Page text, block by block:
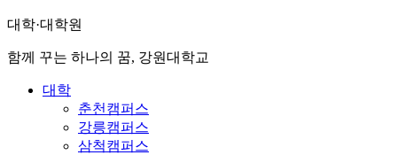
대학·대학원
함께 꾸는 하나의 꿈, 강원대학교
대학
춘천캠퍼스
강릉캠퍼스
삼척캠퍼스